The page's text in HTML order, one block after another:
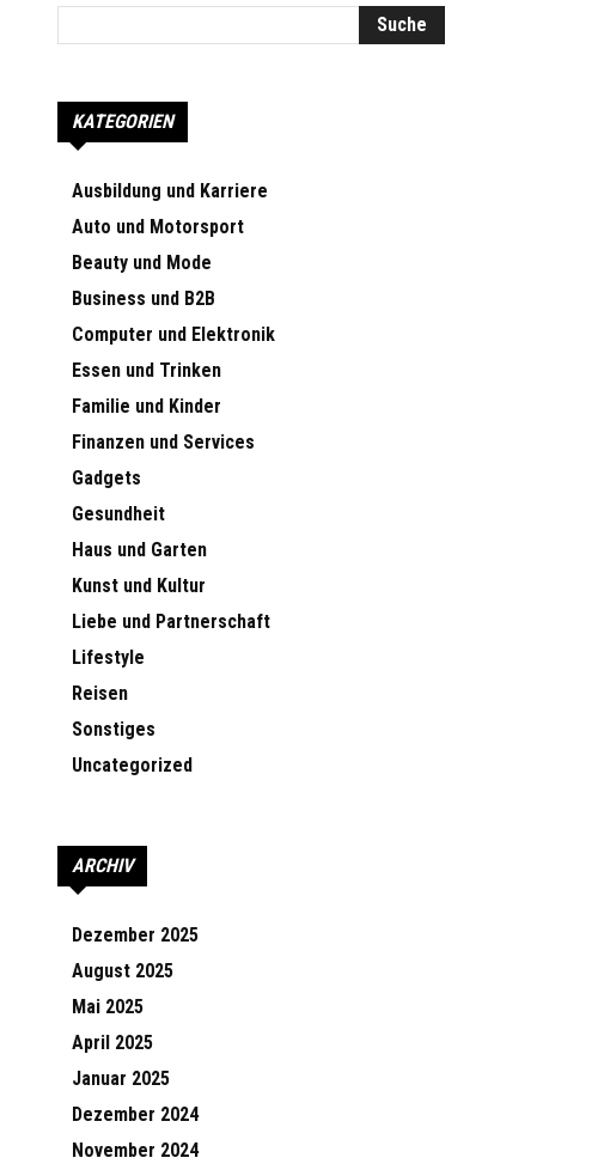
KATEGORIEN
Ausbildung und Karriere
Auto und Motorsport
Beauty und Mode
Business und B2B
Computer und Elektronik
Essen und Trinken
Familie und Kinder
Finanzen und Services
Gadgets
Gesundheit
Haus und Garten
Kunst und Kultur
Liebe und Partnerschaft
Lifestyle
Reisen
Sonstiges
Uncategorized
ARCHIV
Dezember 2025
August 2025
Mai 2025
April 2025
Januar 2025
Dezember 2024
November 2024